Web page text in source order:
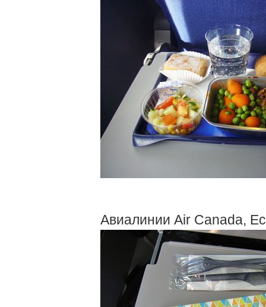
Авиалинии Air Canada,